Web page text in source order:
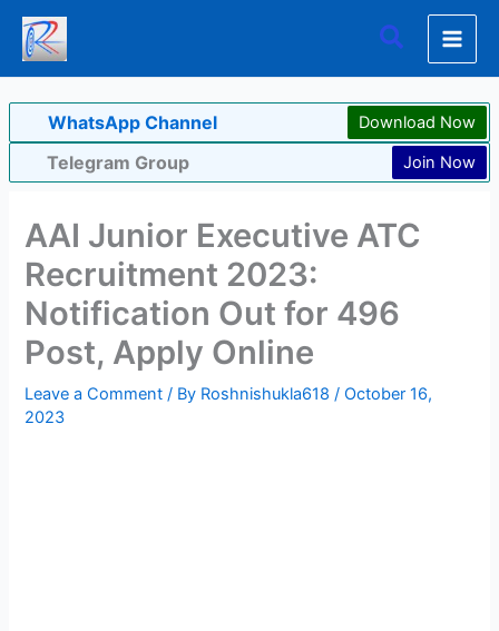
Skip
content
Search
WhatsApp Channel Download Now
Telegram Group Join Now
AAI Junior Executive ATC
Recruitment 2023:
Notification Out for 496
Post, Apply Online
Leave a Comment / By Roshnishukla618/October 16,
2023